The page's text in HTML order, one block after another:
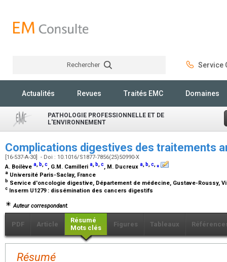
Rechercher Service
Actualités Revues Traités EMC Domaines
PATHOLOGIE PROFESSIONNELLE ET DE
L'ENVIRONNEMENT
Complications digestives des traitements
[16-537-A-30] - Doi : 10.1016/S1877-7856(25)50990-X
A. Boilève a, b,c, G.M. Camilleri a, b,c, M. Ducreux a, b,c,⁎
a Université Paris-Saclay, France
b Service d'oncologie digestive, Département de médecine, Gustave-Roussy,
c Inserm U1279 : dissémination des cancers digestifs
Auteur correspondant.
PDF Article
Résumé
Mots clés
Figures Tableaux
Résumé